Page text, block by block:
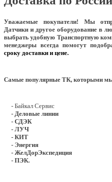
Уважаемые покупатели! Мы
Датчики и другое оборудование в
выбрать удобную Транспортную
менеджеры всегда помогут
сроку доставки и цене.
Самые популярные ТК, которыми
- Байкал Сервис
- Деловые линии
- СДЭК
- ЛУЧ
- КИТ
- Энергия
- ЖелДорЭкспедиция
- ПЭК.